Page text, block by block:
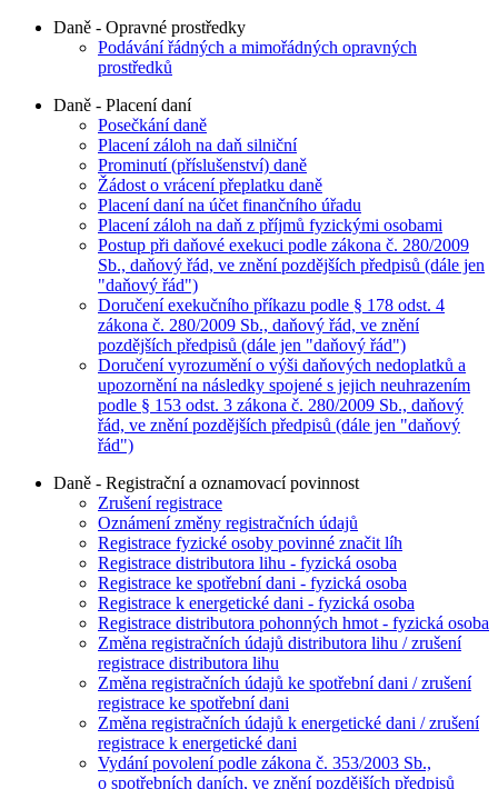
Daně - Opravné prostředky
Podávání řádných a mimořádných opravných
prostředků
Daně - Placení daní
Posečkání daně
Placení záloh na daň silniční
Prominutí (příslušenství) daně
Žádost o vrácení přeplatku daně
Placení daní na účet finančního úřadu
Placení záloh na daň z příjmů fyzickými osobami
Postup při daňové exekuci podle zákona č. 280/2009
Sb., daňový řád, ve znění pozdějších předpisů (dále jen
"daňový řád")
Doručení exekučního příkazu podle § 178 odst. 4
zákona č. 280/2009 Sb., daňový řád, ve znění
pozdějších předpisů (dále jen "daňový řád")
Doručení vyrozumění o výši daňových nedoplatků a
upozornění na následky spojené s jejich neuhrazením
podle § 153 odst. 3 zákona č. 280/2009 Sb., daňový
řád, ve znění pozdějších předpisů (dále jen "daňový
řád")
Daně - Registrační a oznamovací povinnost
Zrušení registrace
Oznámení změny registračních údajů
Registrace fyzické osoby povinné značit líh
Registrace distributora lihu - fyzická osoba
Registrace ke spotřební dani - fyzická osoba
Registrace k energetické dani - fyzická osoba
Registrace distributora pohonných hmot - fyzická osoba
Změna registračních údajů distributora lihu / zrušení
registrace distributora lihu
Změna registračních údajů ke spotřební dani / zrušení
registrace ke spotřební dani
Změna registračních údajů k energetické dani / zrušení
registrace k energetické dani
Vydání povolení podle zákona č. 353/2003 Sb.,
o spotřebních daních, ve znění pozdějších předpisů